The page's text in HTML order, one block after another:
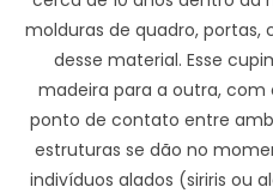
molduras de quadro, portas,
desse material. Esse
madeira para a outra,
ponto de contato entre
estruturas se dão no
indivíduos alados (siriris ou